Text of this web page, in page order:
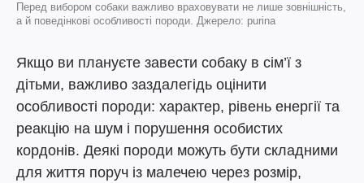
Перед вибором собаки важливо враховувати не лише зовнішність,
а й поведінкові особливості породи. Джерело: purina
Якщо ви плануєте завести собаку в сім’ї з
дітьми, важливо заздалегідь оцінити
особливості породи: характер, рівень енергії та
реакцію на шум і порушення особистих
кордонів. Деякі породи можуть бути складними
для життя поруч із малечею через розмір,